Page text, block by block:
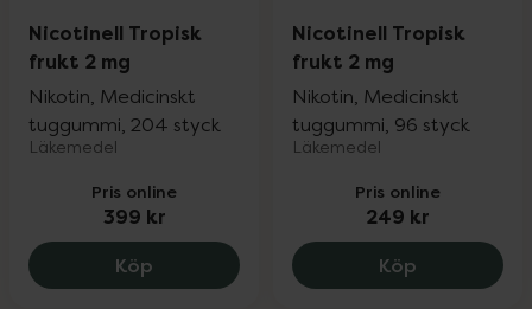
Nicotinell Tropisk
frukt 2 mg
Nikotin, Medicinskt
tuggummi, 204 styck
Läkemedel
Pris online
399 kr
Köp Nicotinell Tropisk frukt 2 mg, 399 kr.
Nicotinell Tropisk
frukt 2 mg
Nikotin, Medicinskt
tuggummi, 96 styck
Läkemedel
Pris online
249 kr
Köp Nicotinell